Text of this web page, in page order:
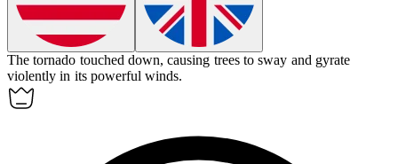
The tornado touched down, causing trees to sway and gyrate
violently in its powerful winds.